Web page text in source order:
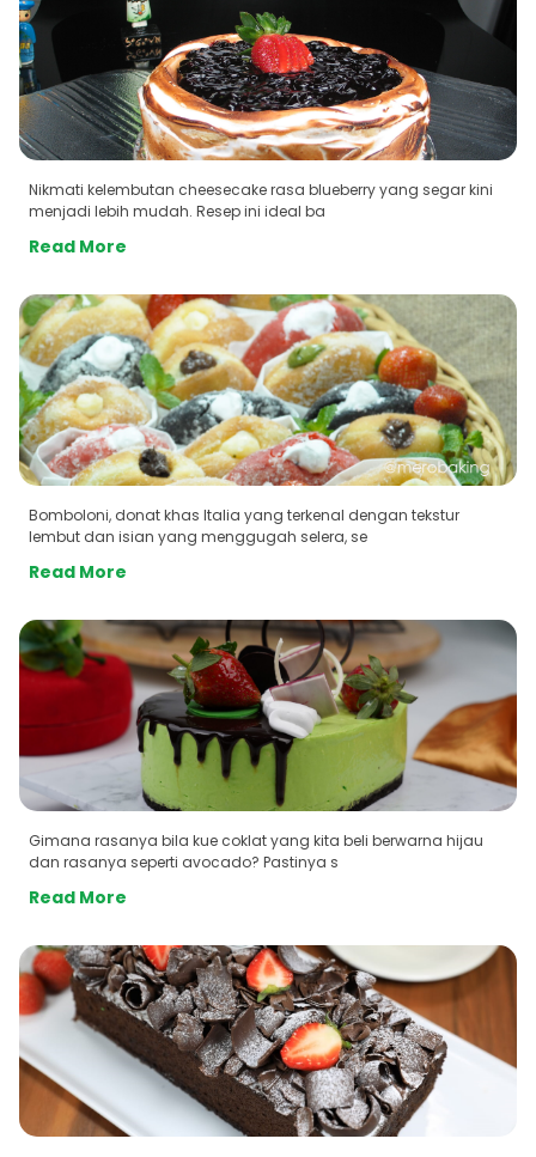
Nikmati kelembutan cheesecake rasa blueberry yang segar kini
menjadi lebih mudah. Resep ini ideal ba
Read More
Bomboloni, donat khas Italia yang terkenal dengan tekstur
lembut dan isian yang menggugah selera, se
Read More
Gimana rasanya bila kue coklat yang kita beli berwarna hijau
dan rasanya seperti avocado? Pastinya s
Read More